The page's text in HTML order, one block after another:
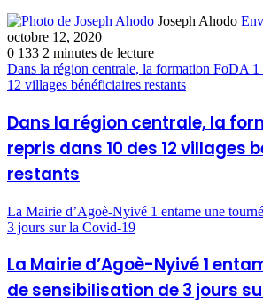
Joseph Ahodo
octobre 12, 2020
0 133 2 minutes de lecture
Dans la région centrale, la formation FoDA 1
12 villages bénéficiaires restants
Dans la région centrale, la
repris dans 10 des 12 villages
restants
La Mairie d’Agoè-Nyivé 1 entame une
3 jours sur la Covid-19
La Mairie d’Agoè-Nyivé 1
de sensibilisation de 3 jours